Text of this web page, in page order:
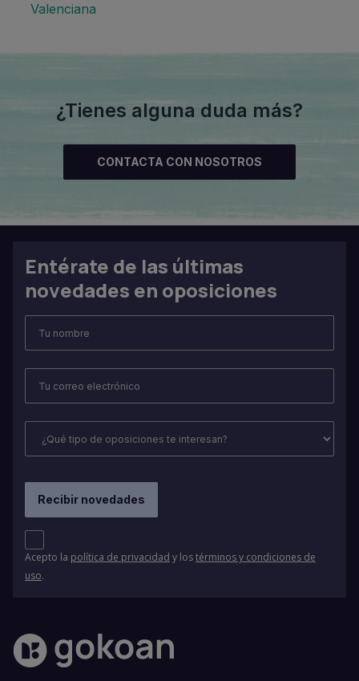
Valenciana
¿Tienes alguna duda más?
CONTACTA CON NOSOTROS
Entérate de las últimas
novedades en oposiciones
Acepto la política de privacidad y lostérminos y condiciones de
uso.